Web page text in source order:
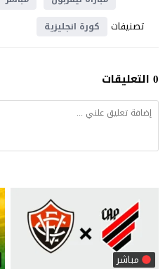
تصنيفات كورة انجليزية
0 التعليقات
مباشر